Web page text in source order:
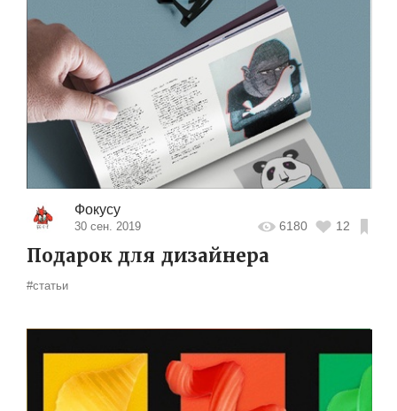
Фокусу
30 сен. 2019 6180 12
Подарок для дизайнера
#статьи